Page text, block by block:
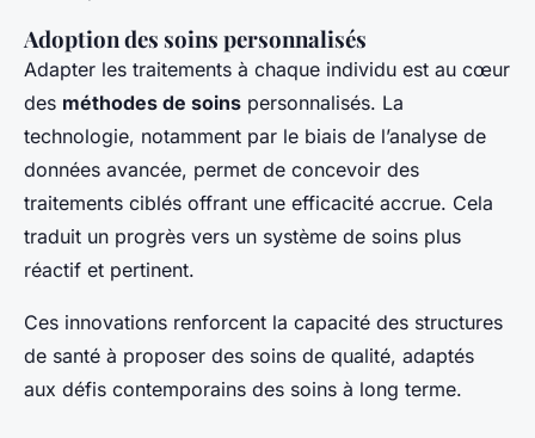
Adoption des soins personnalisés
Adapter les traitements à chaque individu est au cœur
des méthodes de soins personnalisés. La
technologie, notamment par le biais de l’analyse de
données avancée, permet de concevoir des
traitements ciblés offrant une efficacité accrue. Cela
traduit un progrès vers un système de soins plus
réactif et pertinent.
Ces innovations renforcent la capacité des structures
de santé à proposer des soins de qualité, adaptés
aux défis contemporains des soins à long terme.